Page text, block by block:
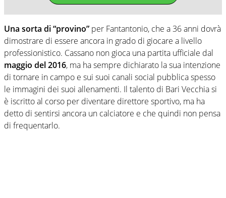
Una sorta di “provino” per Fantantonio, che a 36 anni dovrà
dimostrare di essere ancora in grado di giocare a livello
professionistico. Cassano non gioca una partita ufficiale dal
maggio del 2016, ma ha sempre dichiarato la sua intenzione
di tornare in campo e sui suoi canali social pubblica spesso
le immagini dei suoi allenamenti. Il talento di Bari Vecchia si
è iscritto al corso per diventare direttore sportivo, ma ha
detto di sentirsi ancora un calciatore e che quindi non pensa
di frequentarlo.